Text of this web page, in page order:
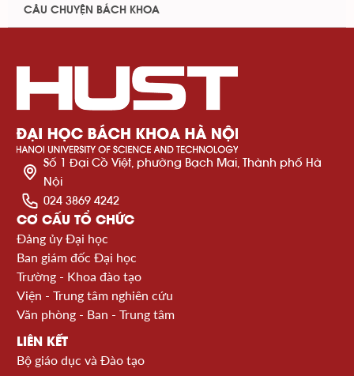
CÂU CHUYỆN BÁCH KHOA
Số 1 Đại Cồ Việt, phường Bạch Mai, Thành phố Hà
Nội
024 3869 4242
CƠ CẤU TỔ CHỨC
Đảng ủy Đại học
Ban giám đốc Đại học
Trường - Khoa đào tạo
Viện - Trung tâm nghiên cứu
Văn phòng - Ban - Trung tâm
LIÊN KẾT
Bộ giáo dục và Đào tạo